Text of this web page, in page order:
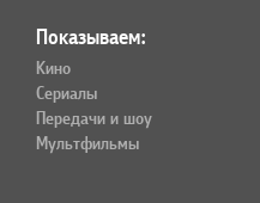
Показываем:
Кино
Сериалы
Передачи и шоу
Мультфильмы